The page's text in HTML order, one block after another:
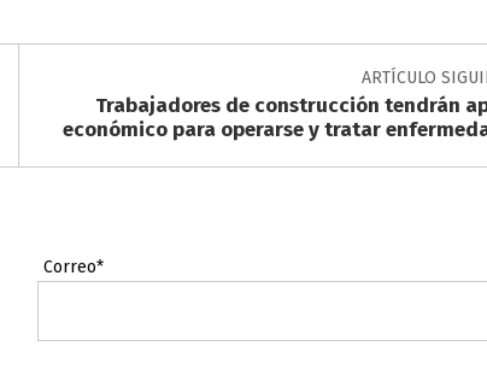
ARTÍCULO
Trabajadores de construcción tendrán
económico para operarse y tratar
Correo*